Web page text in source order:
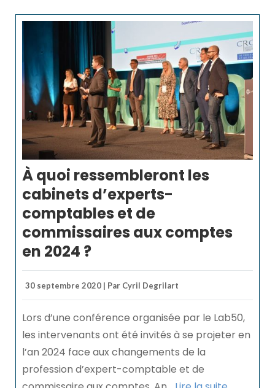
À quoi ressembleront les
cabinets d’experts-
comptables et de
commissaires aux comptes
en 2024 ?
30 septembre 2020 | Par Cyril Degrilart
Lors d’une conférence organisée par le Lab50,
les intervenants ont été invités à se projeter en
l’an 2024 face aux changements de la
profession d’expert-comptable et de